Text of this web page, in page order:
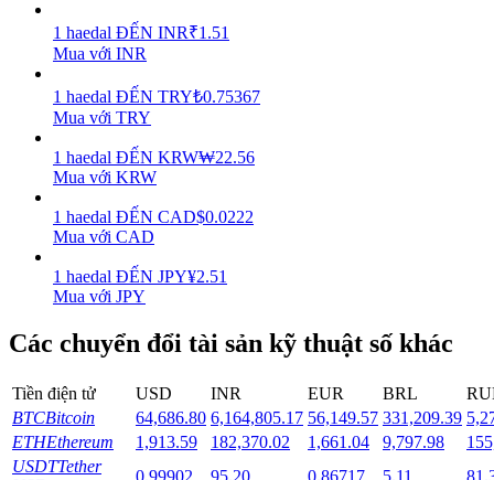
Staking
Lợi nhuận cao và truy cập ngay lập tức
Launchpool
1 haedal ĐẾN INR₹1.51
Mua với INR
1 haedal ĐẾN TRY₺0.75367
Mua với TRY
1 haedal ĐẾN KRW₩22.56
Mua với KRW
1 haedal ĐẾN CAD$0.0222
Mua với CAD
1 haedal ĐẾN JPY¥2.51
Mua với JPY
Các chuyển đổi tài sản kỹ thuật số khác
Tiền điện tử USD INR EUR BRL
BTCBitcoin 64,686.80 6,164,805.17 56,149.57 331,209.39
ETHEthereum 1,913.59 182,370.02 1,661.04 9,797.98
USDTTether
0.99902 95.20 0.86717 5.11